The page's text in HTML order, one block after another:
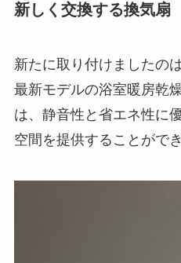
新しく交換する換気扇
新たに取り付けましたの
最新モデルの浴室暖房乾
は、静音性と省エネ性に
空間を提供することができ